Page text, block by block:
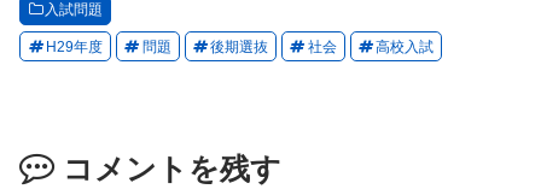
入試問題
H29年度 問題 後期選抜 社会 高校入試
コメントを残す